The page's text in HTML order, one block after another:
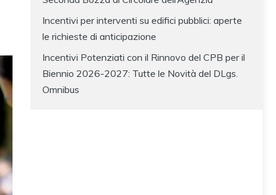
Incentivi per interventi su edifici pubblici: aperte
le richieste di anticipazione
Incentivi Potenziati con il Rinnovo del CPB per il
Biennio 2026-2027: Tutte le Novità del DLgs.
Omnibus